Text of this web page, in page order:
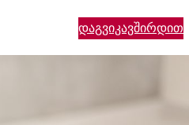
დაგვიკავშირდით